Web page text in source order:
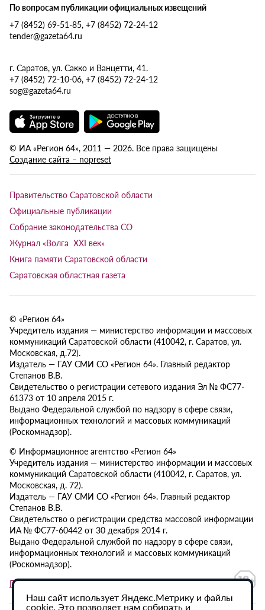
По вопросам публикации официальных извещений
+7 (8452) 69-51-85, +7 (8452) 72-24-12
tender@gazeta64.ru
г. Саратов, ул. Сакко и Ванцетти, 41.
+7 (8452) 72-10-06, +7 (8452) 72-24-12
sog@gazeta64.ru
© ИА «Регион 64», 2011 — 2026. Все права защищены
Создание сайта – nopreset
Правительство Саратовской области
Официальные публикации
Собрание законодательства СО
Журнал «Волга XXI век»
Книга памяти Саратовской области
Саратовская областная газета
© «Регион 64»
Учредитель издания — министерство информации и массовых
коммуникаций Саратовской области (410042, г. Саратов, ул.
Московская, д.72).
Издатель — ГАУ СМИ СО «Регион 64». Главный редактор
Степанов В.В.
Свидетельство о регистрации сетевого издания Эл № ФС77-
61373 от 10 апреля 2015 г.
Выдано Федеральной службой по надзору в сфере связи,
информационных технологий и массовых коммуникаций
(Роскомнадзор).
© Информационное агентство «Регион 64»
Учредитель издания — министерство информации и массовых
коммуникаций Саратовской области (410042, г. Саратов, ул.
Московская, д. 72).
Издатель — ГАУ СМИ СО «Регион 64». Главный редактор
Степанов В.В.
Свидетельство о регистрации средства массовой информации
ИА № ФС77-60442 от 30 декабря 2014 г.
Выдано Федеральной службой по надзору в сфере связи,
информационных технологий и массовых коммуникаций
(Роскомнадзор).
Политика в отношении обработки персональных данных
Наш сайт использует Яндекс.Метрику и файлы
cookie. Это позволяет нам собирать и